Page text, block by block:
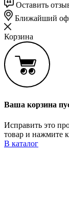
Оставить
Ближайший
Корзина
Ваша корзина
Исправить это
товар и нажмите
В каталог